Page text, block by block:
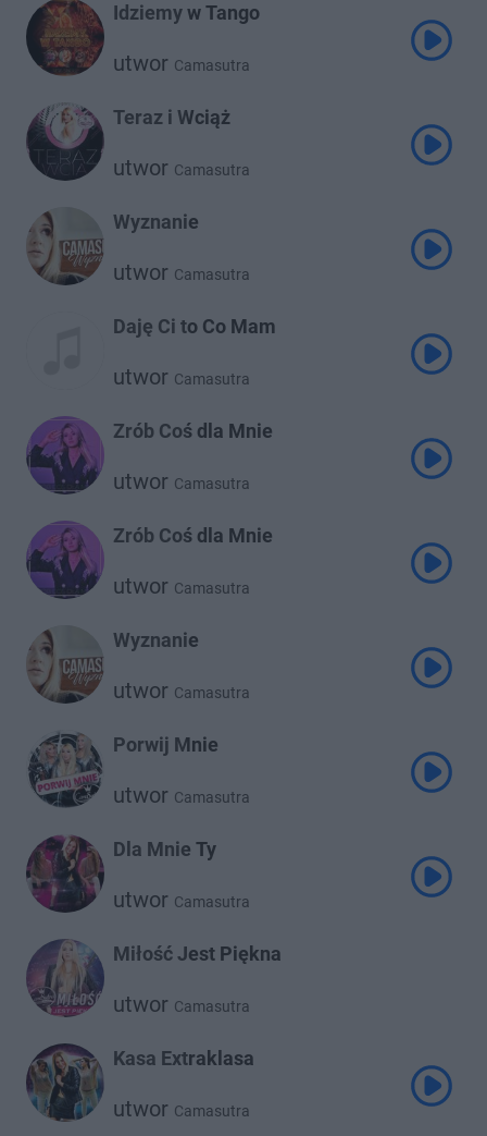
Idziemy w Tango
utwor Camasutra
Teraz i Wciąż
utwor Camasutra
Wyznanie
utwor Camasutra
Daję Ci to Co Mam
utwor Camasutra
Zrób Coś dla Mnie
utwor Camasutra
Zrób Coś dla Mnie
utwor Camasutra
Wyznanie
utwor Camasutra
Porwij Mnie
utwor Camasutra
Dla Mnie Ty
utwor Camasutra
Miłość Jest Piękna
utwor Camasutra
Kasa Extraklasa
utwor Camasutra